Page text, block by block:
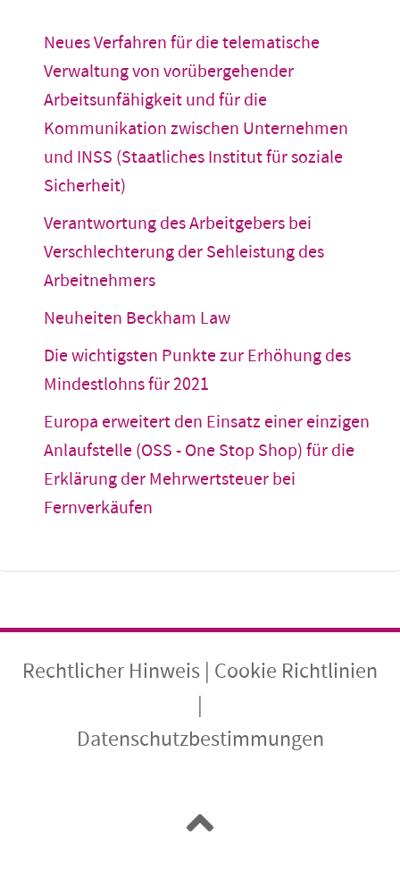
Neues Verfahren für die telematische
Verwaltung von vorübergehender
Arbeitsunfähigkeit und für die
Kommunikation zwischen Unternehmen
und INSS (Staatliches Institut für soziale
Sicherheit)
Verantwortung des Arbeitgebers bei
Verschlechterung der Sehleistung des
Arbeitnehmers
Neuheiten Beckham Law
Die wichtigsten Punkte zur Erhöhung des
Mindestlohns für 2021
Europa erweitert den Einsatz einer einzigen
Anlaufstelle (OSS - One Stop Shop) für die
Erklärung der Mehrwertsteuer bei
Fernverkäufen
Rechtlicher Hinweis
Cookie Richtlinien
Datenschutzbestimmungen